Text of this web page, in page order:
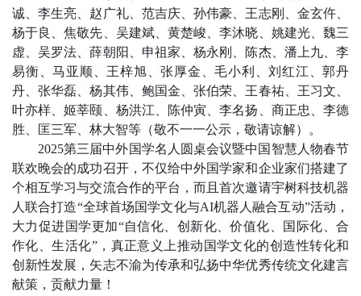
诚、李生亮、赵广礼、范吉庆、孙伟豪、王志刚、金玄仵、
杨于良、焦敬先、吴建斌、黄楚峻、李沐晓、姚建光、魏三
虚、吴罗法、薛朝阳、申祖家、杨永刚、陈杰、潘上九、李
易衡、马亚顺、王梓旭、张厚金、毛小利、刘红江、郭丹
丹、张华磊、杨其伟、鲍国金、张伯荣、王春祐、王习文、
叶亦样、姬莘颐、杨洪江、陈仲寅、李名扬、商正忠、李德
胜、匡三军、林大智等（敬不一一公示，敬请谅解）。
2025第三届中外国学名人圆桌会议暨中国智慧人物春节
联欢晚会的成功召开，不仅给中外国学家和企业家们搭建了
个相互学习与交流合作的平台，而且首次邀请宇树科技机器
人联合打造“全球首场国学文化与AI机器人融合互动”活动，
大力促进国学更加“自信化、创新化、价值化、国际化、合
作化、生活化”，真正意义上推动国学文化的创造性转化和
创新性发展，矢志不渝为传承和弘扬中华优秀传统文化建言
献策，贡献力量！